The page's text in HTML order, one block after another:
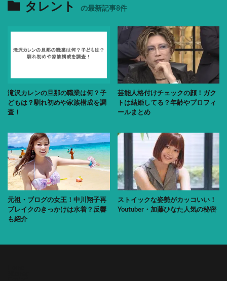
タレント の最新記事8件
滝沢カレンの旦那の職業は何？子
どもは？馴れ初めや家族構成を調
査！
芸能人格付けチェックの顔！ガク
トは結婚してる？年齢やプロフィ
ールまとめ
元祖・ブログの女王！中川翔子再
ブレイクのきっかけは水着？反響
も紹介
ストイックな姿勢がカッコいい！
Youtuber・加藤ひなた人気の秘密